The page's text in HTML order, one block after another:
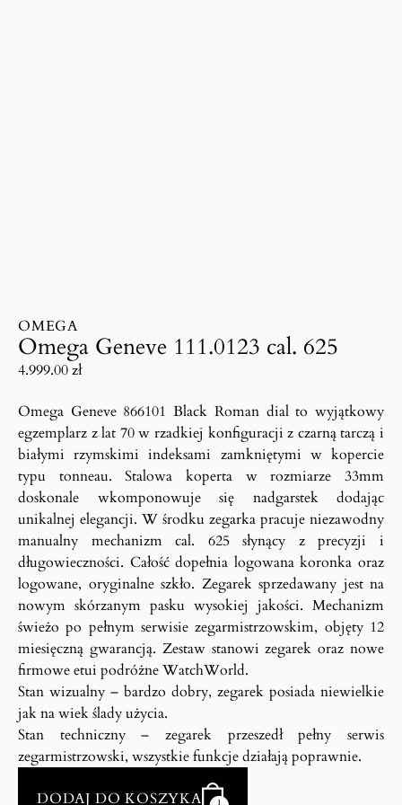
OMEGA
Omega Geneve 111.0123 cal. 625
4.999.00zł
Omega Geneve 866101 Black Roman dial to wyjątkowy
egzemplarz z lat 70 w rzadkiej konfiguracji z czarną tarczą i
białymi rzymskimi indeksami zamkniętymi w kopercie
typu tonneau. Stalowa koperta w rozmiarze 33mm
doskonale wkomponowuje się nadgarstek dodając
unikalnej elegancji. W środku zegarka pracuje niezawodny
manualny mechanizm cal. 625 słynący z precyzji i
długowieczności. Całość dopełnia logowana koronka oraz
logowane, oryginalne szkło. Zegarek sprzedawany jest na
nowym skórzanym pasku wysokiej jakości. Mechanizm
świeżo po pełnym serwisie zegarmistrzowskim, objęty 12
miesięczną gwarancją. Zestaw stanowi zegarek oraz nowe
firmowe etui podróżne WatchWorld.
Stan wizualny – bardzo dobry, zegarek posiada niewielkie
jak na wiek ślady użycia.
Stan techniczny – zegarek przeszedł pełny serwis
zegarmistrzowski, wszystkie funkcje działają poprawnie.
DODAJ DO KOSZYKA